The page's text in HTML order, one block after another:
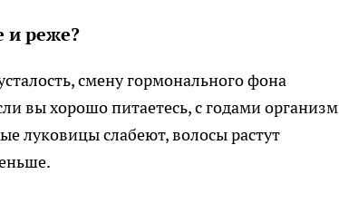
и реже?
смену гормонального фона
вы хорошо питаетесь, с годами организм
луковицы слабеют, волосы растут